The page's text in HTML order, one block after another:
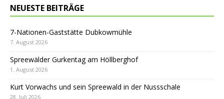
NEUESTE BEITRÄGE
7-Nationen-Gaststätte Dubkowmühle
7. August 2026
Spreewälder Gurkentag am Höllberghof
1. August 2026
Kurt Vorwachs und sein Spreewald in der Nussschale
28. Juli 2026